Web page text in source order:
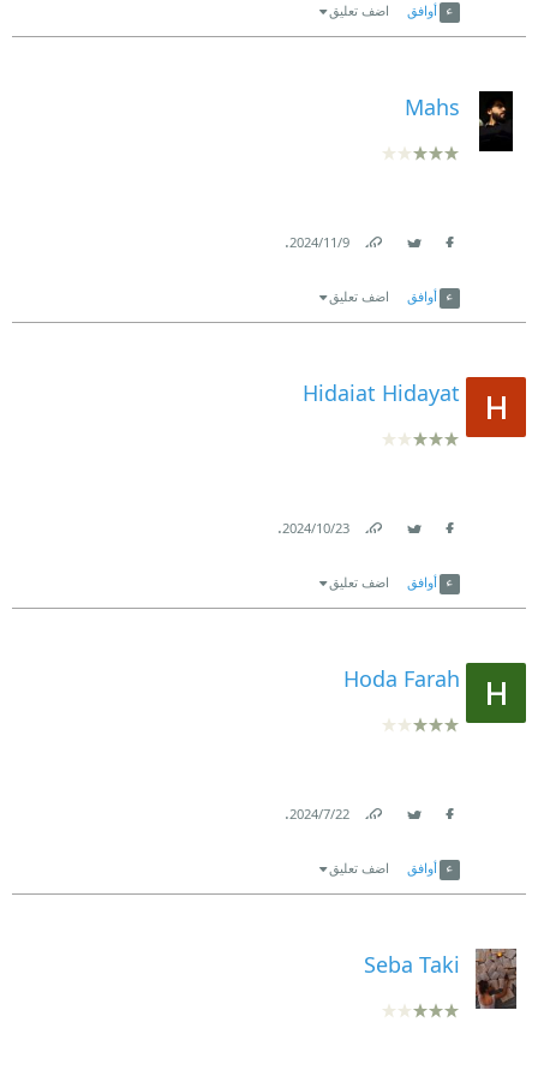
أوافق اضف تعليق
Mahs
9‏/11‏/2024
.
أوافق اضف تعليق
Hidaiat Hidayat
23‏/10‏/2024
.
أوافق اضف تعليق
Hoda Farah
22‏/7‏/2024
.
أوافق اضف تعليق
Seba Taki